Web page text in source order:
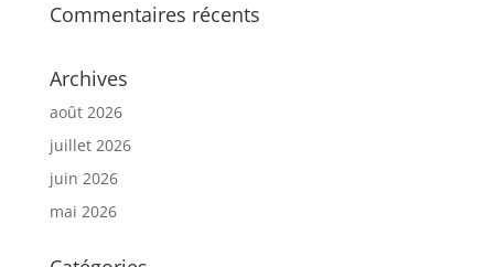
Commentaires récents
Archives
août 2026
juillet 2026
juin 2026
mai 2026